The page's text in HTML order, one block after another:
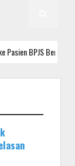
Teridentifikasi!